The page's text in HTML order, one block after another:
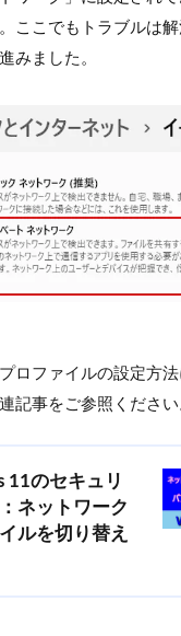
ここでもトラブルは
みました。
ロファイルの設定方法
記事をご参照ください
11のセキュリ
ネットワーク
ルを切り替え